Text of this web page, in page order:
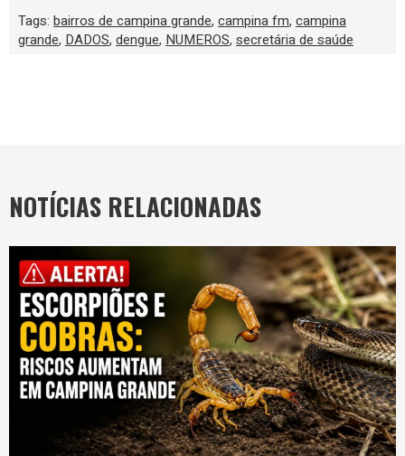
Tags: bairros de campina grande, campina fm, campina
grande, DADOS, dengue, NUMEROS, secretária de saúde
NOTÍCIAS RELACIONADAS